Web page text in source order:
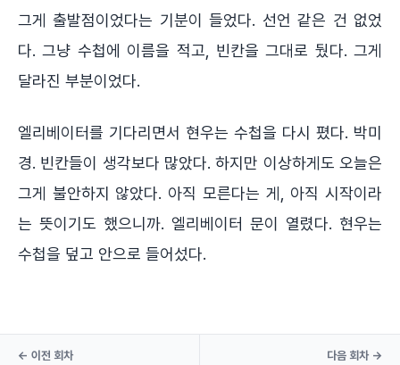
그게 출발점이었다는 기분이 들었다. 선언 같은 건 없었
다. 그냥 수첩에 이름을 적고, 빈칸을 그대로 뒀다. 그게
달라진 부분이었다.
엘리베이터를 기다리면서 현우는 수첩을 다시 폈다. 박미
경. 빈칸들이 생각보다 많았다. 하지만 이상하게도 오늘은
그게 불안하지 않았다. 아직 모른다는 게, 아직 시작이라
는 뜻이기도 했으니까. 엘리베이터 문이 열렸다. 현우는
수첩을 덮고 안으로 들어섰다.
← 이전 회차 다음 회차 →